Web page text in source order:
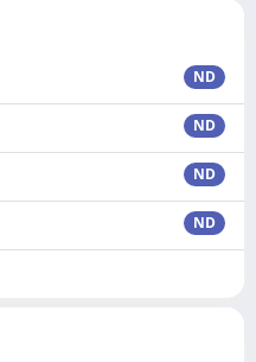
ND
ND
ND
ND